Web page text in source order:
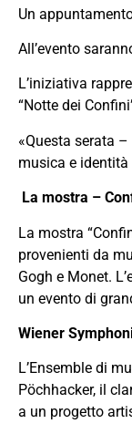
Un
All’evento
L’iniziativa
“Notte dei
«Questa serata
musica e
La mostra –
La mostra
provenienti da
Gogh e Monet.
un evento di
Wiener
L’Ensemble di
Pöchhacker, il
a un progetto